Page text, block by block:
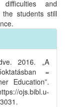
and
students still
2016. „A
=
Education”.